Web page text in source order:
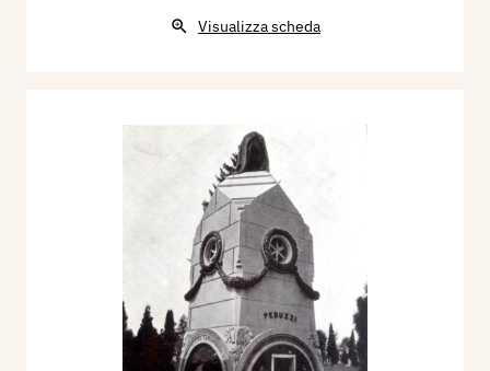
Visualizza scheda